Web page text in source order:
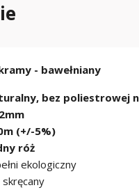
- bawełniany
bez poliestrowej
(+/-5%)
róż
ekologiczny